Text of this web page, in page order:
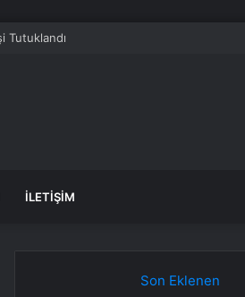
İLETIŞIM
Son Eklenen